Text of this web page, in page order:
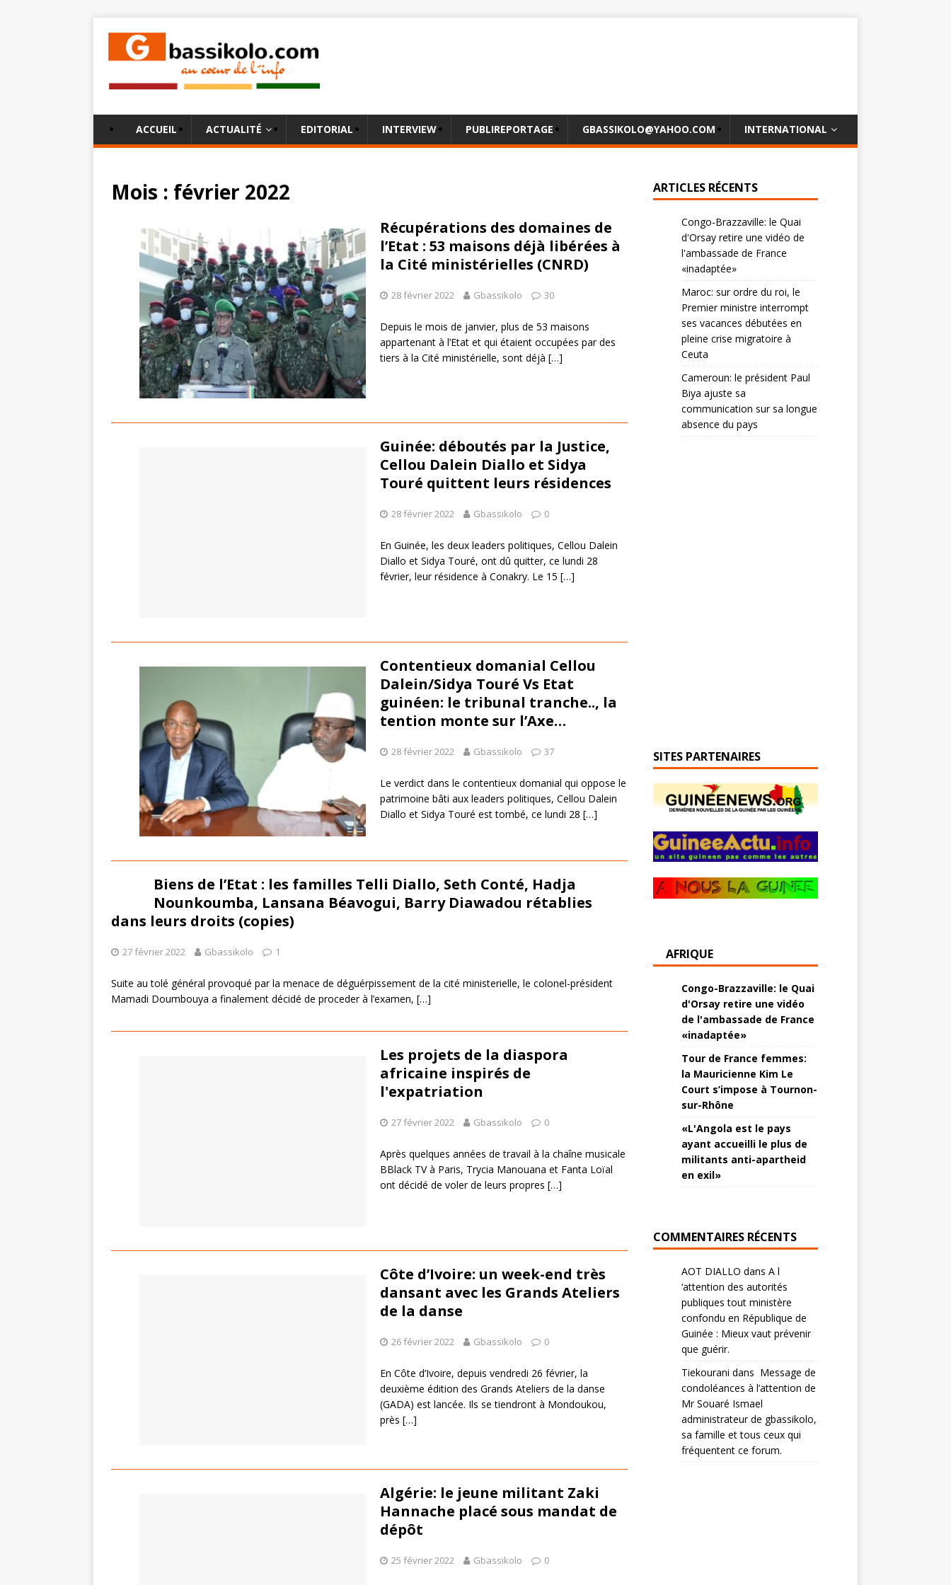
ACCUEIL ACTUALITÉ EDITORIAL INTERVIEW PUBLIREPORTAGE GBASSIKOLO@YAHOO.COM INTERNATIONAL
Mois : février 2022
Récupérations des domaines de
l’Etat : 53 maisons déjà libérées à
la Cité ministérielles (CNRD)
28 février 2022 Gbassikolo 30
Depuis le mois de janvier, plus de 53 maisons
appartenant à l’Etat et qui étaient occupées par des
tiers à la Cité ministérielle, sont déjà […]
Guinée: déboutés par la Justice,
Cellou Dalein Diallo et Sidya
Touré quittent leurs résidences
28 février 2022 Gbassikolo 0
En Guinée, les deux leaders politiques, Cellou Dalein
Diallo et Sidya Touré, ont dû quitter, ce lundi 28
février, leur résidence à Conakry. Le 15 […]
Contentieux domanial Cellou
Dalein/Sidya Touré Vs Etat
guinéen: le tribunal tranche.., la
tention monte sur l’Axe…
28 février 2022 Gbassikolo 37
Le verdict dans le contentieux domanial qui oppose le
patrimoine bâti aux leaders politiques, Cellou Dalein
Diallo et Sidya Touré est tombé, ce lundi 28 […]
Biens de l’Etat : les familles Telli Diallo, Seth Conté, Hadja
Nounkoumba, Lansana Béavogui, Barry Diawadou rétablies
dans leurs droits (copies)
27 février 2022 Gbassikolo 1
Suite au tolé général provoqué par la menace de déguérpissement de la cité ministerielle, le colonel-président
Mamadi Doumbouya a finalement décidé de proceder à l’examen, […]
Les projets de la diaspora
africaine inspirés de
l'expatriation
27 février 2022 Gbassikolo 0
Après quelques années de travail à la chaîne musicale
BBlack TV à Paris, Trycia Manouana et Fanta Loïal
ont décidé de voler de leurs propres […]
Côte d’Ivoire: un week-end très
dansant avec les Grands Ateliers
de la danse
26 février 2022 Gbassikolo 0
En Côte d’Ivoire, depuis vendredi 26 février, la
deuxième édition des Grands Ateliers de la danse
(GADA) est lancée. Ils se tiendront à Mondoukou,
près […]
Algérie: le jeune militant Zaki
Hannache placé sous mandat de
dépôt
25 février 2022 Gbassikolo 0
ARTICLES RÉCENTS
Congo-Brazzaville: le Quai
d'Orsay retire une vidéo de
l'ambassade de France
«inadaptée»
Maroc: sur ordre du roi, le
Premier ministre interrompt
ses vacances débutées en
pleine crise migratoire à
Ceuta
Cameroun: le président Paul
Biya ajuste sa
communication sur sa longue
absence du pays
SITES PARTENAIRES
AFRIQUE
Congo-Brazzaville: le Quai
d'Orsay retire une vidéo
de l'ambassade de France
«inadaptée»
Tour de France femmes:
la Mauricienne Kim Le
Court s’impose à Tournon-
sur-Rhône
«L'Angola est le pays
ayant accueilli le plus de
militants anti-apartheid
en exil»
COMMENTAIRES RÉCENTS
AOT DIALLO dans A l
‘attention des autorités
publiques tout ministère
confondu en République de
Guinée : Mieux vaut prévenir
que guérir.
Tiekourani dans Message de
condoléances à l’attention de
Mr Souaré Ismael
administrateur de gbassikolo,
sa famille et tous ceux qui
fréquentent ce forum.